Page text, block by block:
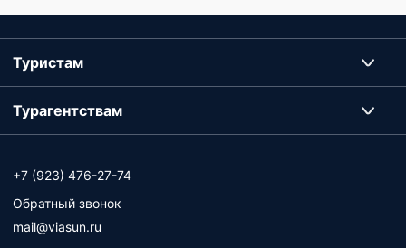
Туристам
Турагентствам
+7 (923) 476-27-74
Обратный звонок
mail@viasun.ru